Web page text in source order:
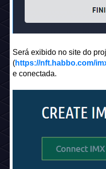
Será exibido no site do
(https://nft.habbo.com/
e conectada.